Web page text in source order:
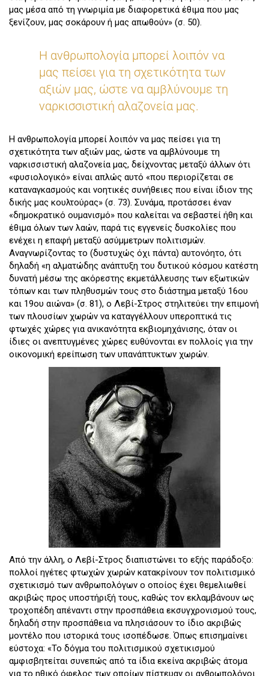
μας μέσα από τη γνωριμία με διαφορετικά έθιμα που μας
ξενίζουν, μας σοκάρουν ή μας απωθούν» (σ. 50).
Η ανθρωπολογία μπορεί λοιπόν να
μας πείσει για τη σχετικότητα των
αξιών μας, ώστε να αμβλύνουμε τη
ναρκισσιστική αλαζονεία μας.
Η ανθρωπολογία μπορεί λοιπόν να μας πείσει για τη
σχετικότητα των αξιών μας, ώστε να αμβλύνουμε τη
ναρκισσιστική αλαζονεία μας, δείχνοντας μεταξύ άλλων ότι
«φυσιολογικό» είναι απλώς αυτό «που περιορίζεται σε
καταναγκασμούς και νοητικές συνήθειες που είναι ίδιον της
δικής μας κουλτούρας» (σ. 73). Συνάμα, προτάσσει έναν
«δημοκρατικό ουμανισμό» που καλείται να σεβαστεί ήθη και
έθιμα όλων των λαών, παρά τις εγγενείς δυσκολίες που
ενέχει η επαφή μεταξύ ασύμμετρων πολιτισμών.
Αναγνωρίζοντας το (δυστυχώς όχι πάντα) αυτονόητο, ότι
δηλαδή «η αλματώδης ανάπτυξη του δυτικού κόσμου κατέστη
δυνατή μέσω της ακόρεστης εκμετάλλευσης των εξωτικών
τόπων και των πληθυσμών τους στο διάστημα μεταξύ 16ου
και 19ου αιώνα» (σ. 81), ο Λεβί-Στρος στηλιτεύει την επιμονή
των πλουσίων χωρών να καταγγέλλουν υπεροπτικά τις
φτωχές χώρες για ανικανότητα εκβιομηχάνισης, όταν οι
ίδιες οι ανεπτυγμένες χώρες ευθύνονται εν πολλοίς για την
οικονομική ερείπωση των υπανάπτυκτων χωρών.
Από την άλλη, ο Λεβί-Στρος διαπιστώνει το εξής παράδοξο:
πολλοί ηγέτες φτωχών χωρών κατακρίνουν τον πολιτισμικό
σχετικισμό των ανθρωπολόγων ο οποίος έχει θεμελιωθεί
ακριβώς προς υποστήριξή τους, καθώς τον εκλαμβάνουν ως
τροχοπέδη απέναντι στην προσπάθεια εκσυγχρονισμού τους,
δηλαδή στην προσπάθεια να πλησιάσουν το ίδιο ακριβώς
μοντέλο που ιστορικά τους ισοπέδωσε. Όπως επισημαίνει
εύστοχα: «Το δόγμα του πολιτισμικού σχετικισμού
αμφισβητείται συνεπώς από τα ίδια εκείνα ακριβώς άτομα
για το ηθικό όφελος των οποίων πίστευαν οι ανθρωπολόγοι